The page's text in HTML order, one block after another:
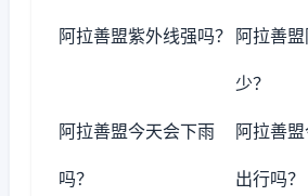
阿拉善盟紫外线强吗？ 阿拉善
少？
阿拉善盟今天会下雨
吗？
阿拉善
出行吗？